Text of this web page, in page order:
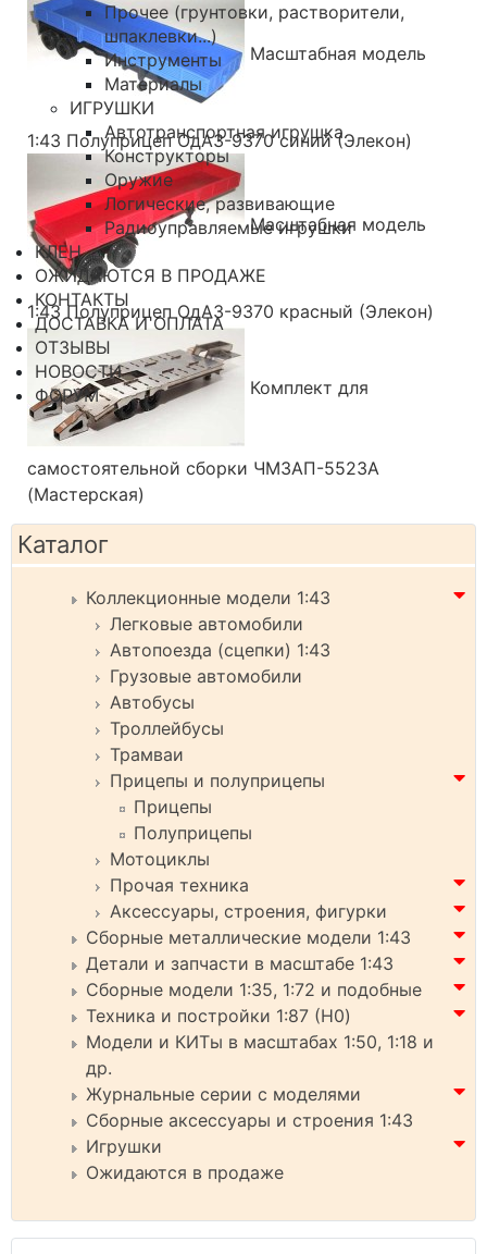
Прочее (грунтовки, растворители,
шпаклевки...)
Инструменты
Материалы
ИГРУШКИ
Автотранспортная игрушка
Конструкторы
Оружие
Логические, развивающие
Радиоуправляемые игрушки
КЛЕН
ОЖИДАЮТСЯ В ПРОДАЖЕ
КОНТАКТЫ
ДОСТАВКА И ОПЛАТА
ОТЗЫВЫ
НОВОСТИ
ФОРУМ
Масштабная модель
1:43 Полуприцеп ОдАЗ-9370 синий (Элекон)
Масштабная модель
1:43 Полуприцеп ОдАЗ-9370 красный (Элекон)
Комплект для
самостоятельной сборки ЧМЗАП-5523А
(Мастерская)
Каталог
Коллекционные модели 1:43
Легковые автомобили
Автопоезда (сцепки) 1:43
Грузовые автомобили
Автобусы
Троллейбусы
Трамваи
Прицепы и полуприцепы
Прицепы
Полуприцепы
Мотоциклы
Прочая техника
Аксессуары, строения, фигурки
Сборные металлические модели 1:43
Детали и запчасти в масштабе 1:43
Сборные модели 1:35, 1:72 и подобные
Техника и постройки 1:87 (H0)
Модели и КИТы в масштабах 1:50, 1:18 и
др.
Журнальные серии с моделями
Сборные аксессуары и строения 1:43
Игрушки
Ожидаются в продаже